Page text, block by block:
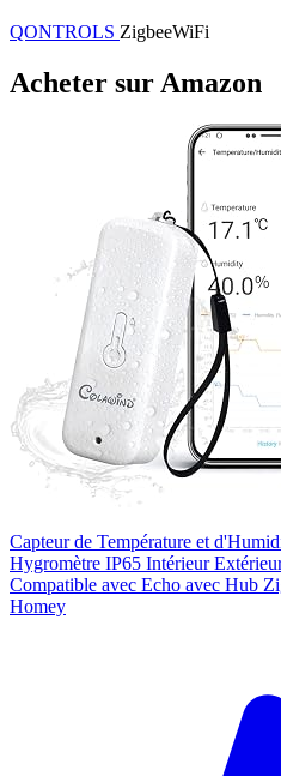
QONTROLS ZigbeeWiFi
Acheter sur Amazon
Capteur de Température et
Hygromètre IP65 Intérieur
Compatible avec Echo avec Hub
Homey